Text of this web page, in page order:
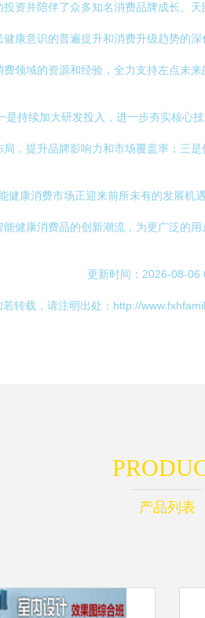
资并陪伴了众多知名消费品牌成长。
康意识的普遍提升和消费升级趋势的
领域的资源和经验，全力支持左点未来
持续加大研发投入，进一步夯实核
，提升品牌影响力和市场覆盖率；三
健康消费市场正迎来前所未有的发展
健康消费品的创新潮流，为更广泛的
更新时间：2026-08-06
若转载，请注明出处：http://
产品列表